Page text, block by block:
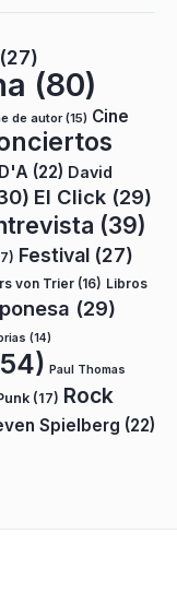
(27)
(80)
de autor(15) Cine
D'A (22) David
El Click (29)
(39)
Festival (27)
von Trier (16) Libros
(29)
(14)
Paul Thomas
(17) Rock
Spielberg (22)